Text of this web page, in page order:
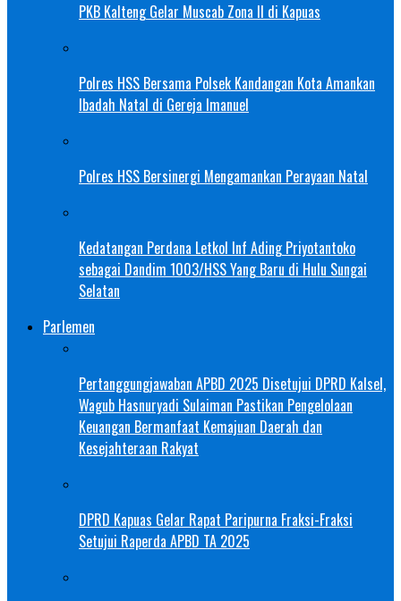
PKB Kalteng Gelar Muscab Zona II di Kapuas
Polres HSS Bersama Polsek Kandangan Kota Amankan
Ibadah Natal di Gereja Imanuel
Polres HSS Bersinergi Mengamankan Perayaan Natal
Kedatangan Perdana Letkol Inf Ading Priyotantoko
sebagai Dandim 1003/HSS Yang Baru di Hulu Sungai
Selatan
Parlemen
Pertanggungjawaban APBD 2025 Disetujui DPRD Kalsel,
Wagub Hasnuryadi Sulaiman Pastikan Pengelolaan
Keuangan Bermanfaat Kemajuan Daerah dan
Kesejahteraan Rakyat
DPRD Kapuas Gelar Rapat Paripurna Fraksi-Fraksi
Setujui Raperda APBD TA 2025